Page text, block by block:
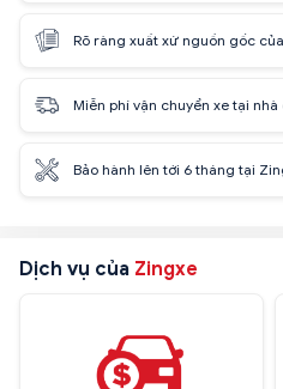
Rõ ràng xuất xứ nguồn gốc
Miễn phí vận chuyển xe tại nhà
Bảo hành lên tới 6 tháng tại
Dịch vụ của Zingxe